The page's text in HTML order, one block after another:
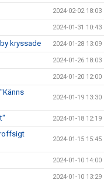
2024-02-02 18:03
2024-01-31 10:43
kryssade 2024-01-28 13:09
2024-01-26 18:03
2024-01-20 12:00
2024-01-19 13:30
2024-01-18 12:19
2024-01-15 15:45
2024-01-10 14:00
2024-01-10 13:29